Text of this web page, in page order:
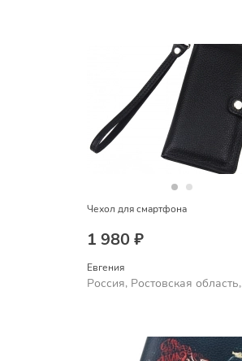
Чехол для смартфона
1 980 ₽
Евгения
Россия, Ростовская область,